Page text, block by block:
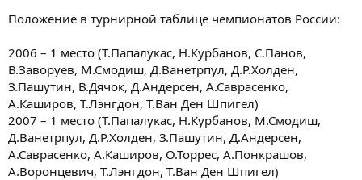
Положение в турнирной таблице чемпионатов России:
2006 – 1 место (Т.Папалукас, Н.Курбанов, С.Панов,
В.Заворуев, М.Смодиш, Д.Ванетрпул, Д.Р.Холден,
З.Пашутин, В.Дячок, Д.Андерсен, А.Саврасенко,
А.Каширов, Т.Лэнгдон, Т.Ван Ден Шпигел)
2007 – 1 место (Т.Папалукас, Н.Курбанов, М.Смодиш,
Д.Ванетрпул, Д.Р.Холден, З.Пашутин, Д.Андерсен,
А.Саврасенко, А.Каширов, О.Торрес, А.Понкрашов,
А.Воронцевич, Т.Лэнгдон, Т.Ван Ден Шпигел)